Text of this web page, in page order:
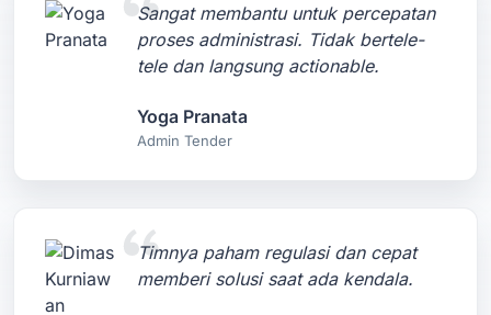
Sangat membantu untuk percepatan
proses administrasi. Tidak bertele-
tele dan langsung actionable.
Yoga Pranata
Admin Tender
Timnya paham regulasi dan cepat
memberi solusi saat ada kendala.